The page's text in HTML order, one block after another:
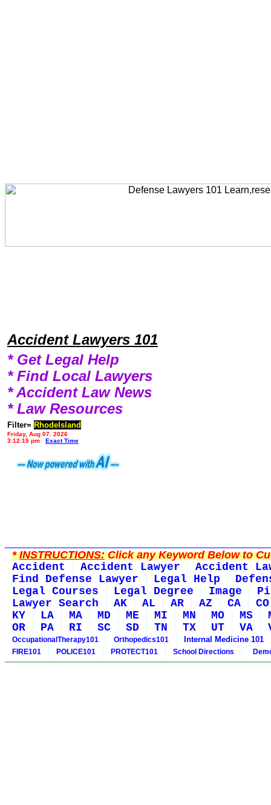
Accident Lawyers 101
* Get Legal Help
* Find Local Lawyers
* Accident Law News
* Law Resources
Filter= RhodeIsland
Friday, Aug 07, 2026
3:12:15 pm
Exact Time
*INSTRUCTIONS:Click any Keyword Below to
Accident
Accident Lawyer
Accident
Find Defense Lawyer
Legal Help
Legal Courses
Legal Degree Image
Lawyer Search
AK AL AR AZ CA
CO
KY
LA MA MD ME MI MN MO MS
OR
PA RI SC SD TN TX UT VA
OccupationalTherapy101 Orthopedics101 Internal Medicine 101
FIRE101 POLICE101 PROTECT101 School Directions